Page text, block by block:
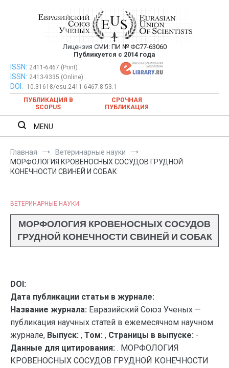
Евразийский Союз Ученых —
публикация научных статей в
ежемесячном научном журнале
Лицензия СМИ: ПИ № ФС77-63060
Публикуется с 2014 года
Евразийский Союз Ученых — публикация научных статей в
ежемесячном научном журнале
ISSN: 2411-6467 (Print)
ISSN: 2413-9335 (Online)
DOI:
10.31618/esu.2411-6467.8.53.1
ПУБЛИКАЦИЯ В
SCOPUS
СРОЧНАЯ
ПУБЛИКАЦИЯ
MENU
Главная
Ветеринарные науки
МОРФОЛОГИЯ КРОВЕНОСНЫХ СОСУДОВ ГРУДНОЙ
КОНЕЧНОСТИ СВИНЕЙ И СОБАК
ВЕТЕРИНАРНЫЕ НАУКИ
МОРФОЛОГИЯ КРОВЕНОСНЫХ СОСУДОВ
ГРУДНОЙ КОНЕЧНОСТИ СВИНЕЙ И СОБАК
DOI:
Дата публикации статьи в журнале:
Название журнала: Евразийский Союз Ученых —
публикация научных статей в ежемесячном научном
журнале, Выпуск: , Том: , Страницы в выпуске: -
Данные для цитирования: . МОРФОЛОГИЯ
КРОВЕНОСНЫХ СОСУДОВ ГРУДНОЙ КОНЕЧНОСТИ